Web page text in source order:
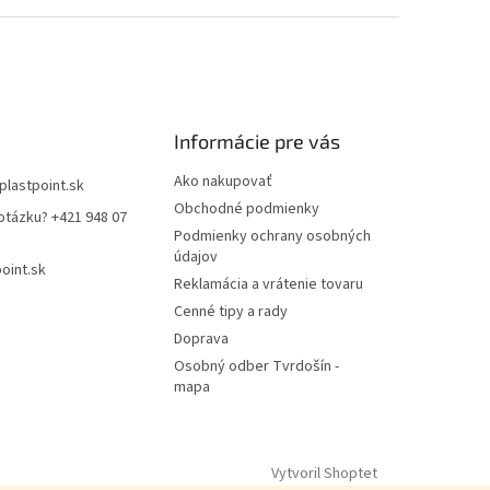
plastpoint.sk
+421 948 07
Informácie pre vás
Ako nakupovať
Obchodné podmienky
Podmienky ochrany osobných
údajov
Reklamácia a vrátenie tovaru
Cenné tipy a rady
Doprava
Osobný odber Tvrdošín -
mapa
Vytvoril Shoptet